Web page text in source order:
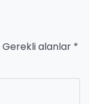
Gerekli alanlar *